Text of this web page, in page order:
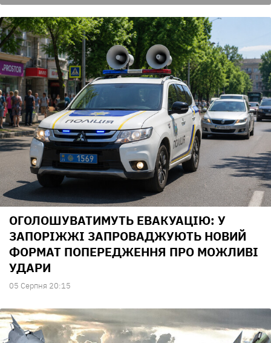
ОГОЛОШУВАТИМУТЬ ЕВАКУАЦІЮ: У
ЗАПОРІЖЖІ ЗАПРОВАДЖУЮТЬ НОВИЙ
ФОРМАТ ПОПЕРЕДЖЕННЯ ПРО МОЖЛИВІ
УДАРИ
05 Серпня 20:15